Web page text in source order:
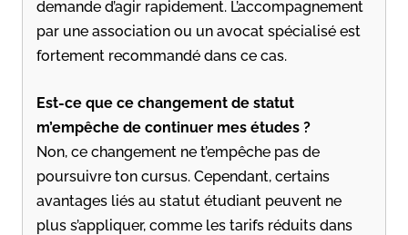
demande d’agir rapidement. L’accompagnement
par une association ou un avocat spécialisé est
fortement recommandé dans ce cas.
Est-ce que ce changement de statut
m’empêche de continuer mes études ?
Non, ce changement ne t’empêche pas de
poursuivre ton cursus. Cependant, certains
avantages liés au statut étudiant peuvent ne
plus s’appliquer, comme les tarifs réduits dans